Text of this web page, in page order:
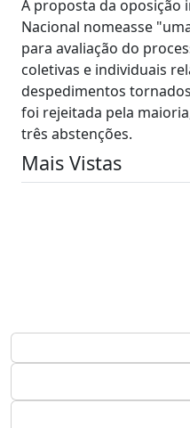
A proposta da oposição
Nacional nomeasse
para avaliação do
coletivas e individuais
despedimentos
foi rejeitada pela
três abstenções.
Mais Vistas